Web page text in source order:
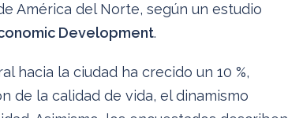
América del Norte, según un estudio
Development.
hacia la ciudad ha crecido un 10 %,
de la calidad de vida, el dinamismo